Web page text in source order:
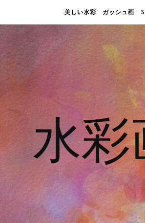
美しい水彩 ガッシュ画
水